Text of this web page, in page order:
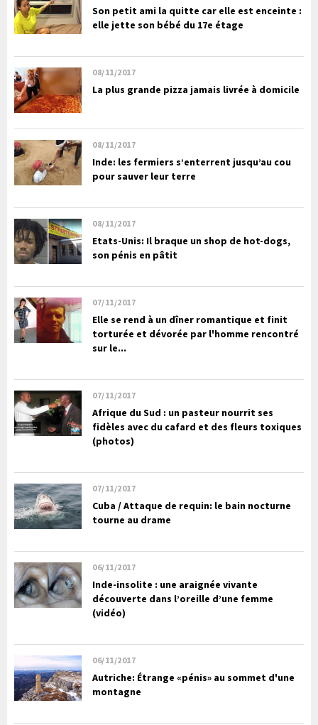
Son petit ami la quitte car elle est enceinte :
elle jette son bébé du 17e étage
08/11/2017
La plus grande pizza jamais livrée à domicile
08/11/2017
Inde: les fermiers s’enterrent jusqu’au cou
pour sauver leur terre
08/11/2017
Etats-Unis: Il braque un shop de hot-dogs,
son pénis en pâtit
07/11/2017
Elle se rend à un dîner romantique et finit
torturée et dévorée par l'homme rencontré
sur le...
07/11/2017
Afrique du Sud : un pasteur nourrit ses
fidèles avec du cafard et des fleurs toxiques
(photos)
07/11/2017
Cuba / Attaque de requin: le bain nocturne
tourne au drame
06/11/2017
Inde-insolite : une araignée vivante
découverte dans l’oreille d’une femme
(vidéo)
06/11/2017
Autriche: Étrange «pénis» au sommet d'une
montagne